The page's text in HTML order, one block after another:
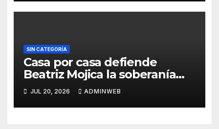
SIN CATEGORÍA
Casa por casa defiende
Beatriz Mojica la soberanía
nacional en Tlapa
JUL 20, 2026 ADMINWEB